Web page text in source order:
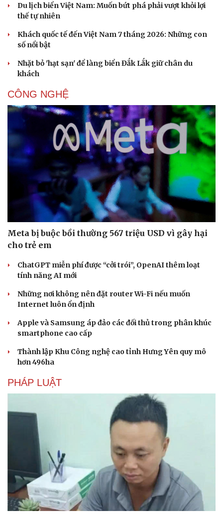
Văn hóa
Sân khấu - Điện ảnh
Văn học
Giải trí
Nghệ sĩ
Thời trang
Sao Việt
Du lịch biển Việt Nam: Muốn bứt phá phải vượt khỏi lợi
thế tự nhiên
Khách quốc tế đến Việt Nam 7 tháng 2026: Những con
số nổi bật
Nhặt bỏ 'hạt sạn' để làng biển Đắk Lắk giữ chân du
khách
CÔNG NGHỆ
Meta bị buộc bồi thường 567 triệu USD vì gây hại
cho trẻ em
ChatGPT miễn phí được “cởi trói”, OpenAI thêm loạt
tính năng AI mới
Những nơi không nên đặt router Wi-Fi nếu muốn
Internet luôn ổn định
Apple và Samsung áp đảo các đối thủ trong phân khúc
smartphone cao cấp
Thành lập Khu Công nghệ cao tỉnh Hưng Yên quy mô
hơn 496ha
PHÁP LUẬT